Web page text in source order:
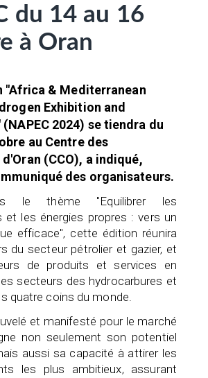
du 14 au 16
à Oran
"Africa & Mediterranean
Exhibition and
2024) se tiendra du
au Centre des
(CCO), a indiqué,
des organisateurs.
le thème "Equilibrer les
et les énergies propres : vers un
efficace", cette édition réunira
du secteur pétrolier et gazier, et
de produits et services en
secteurs des hydrocarbures et
quatre coins du monde.
et manifesté pour le marché
non seulement son potentiel
aussi sa capacité à attirer les
les plus ambitieux, assurant